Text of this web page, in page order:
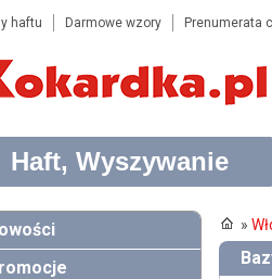
haftu Darmowe wzory Prenumerata
Haft, Wyszywanie
»